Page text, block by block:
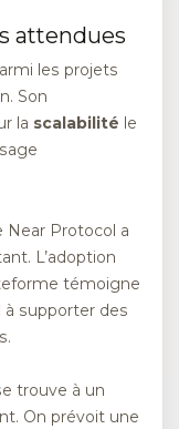
attendues
les projets
Son
la scalabilité le
Near Protocol a
L’adoption
témoigne
supporter des
trouve à un
On prévoit une